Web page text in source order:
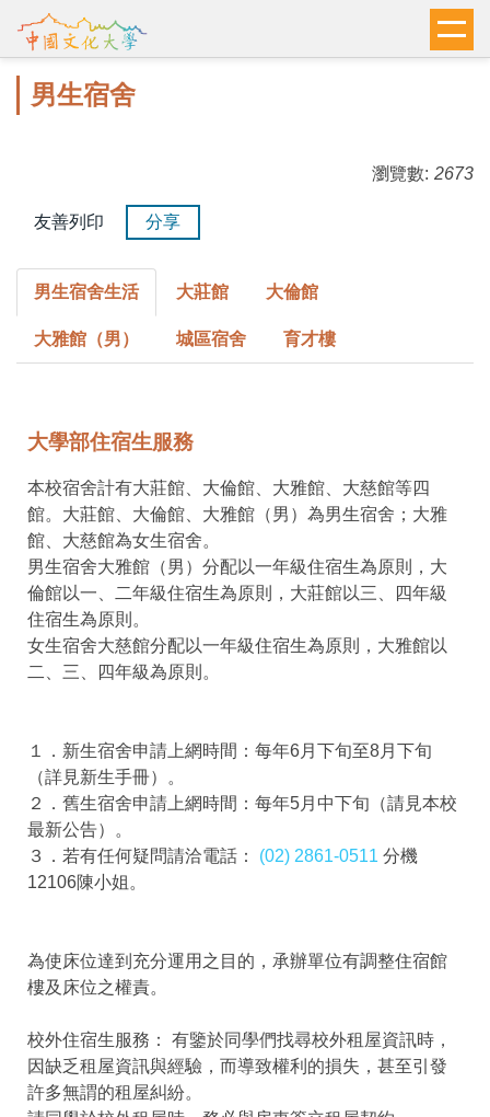
到
男生宿舍
瀏覽數: 2673
友善列印 分享
男生宿舍生活 大莊館 大倫館
大雅館（男） 城區宿舍 育才樓
大學部住宿生服務
本校宿舍計有大莊館、大倫館、大雅館、大慈館等四
館。大莊館、大倫館、大雅館（男）為男生宿舍；大雅
館、大慈館為女生宿舍。
男生宿舍大雅館（男）分配以一年級住宿生為原則，大
倫館以一、二年級住宿生為原則，大莊館以三、四年級
住宿生為原則。
女生宿舍大慈館分配以一年級住宿生為原則，大雅館以
二、三、四年級為原則。
１．新生宿舍申請上網時間：每年6月下旬至8月下旬
（詳見新生手冊）。
２．舊生宿舍申請上網時間：每年5月中下旬（請見本校
最新公告）。
３．若有任何疑問請洽電話： (02) 2861-0511 分機
12106陳小姐。
為使床位達到充分運用之目的，承辦單位有調整住宿館
樓及床位之權責。
校外住宿生服務： 有鑒於同學們找尋校外租屋資訊時，
因缺乏租屋資訊與經驗，而導致權利的損失，甚至引發
許多無謂的租屋糾紛。